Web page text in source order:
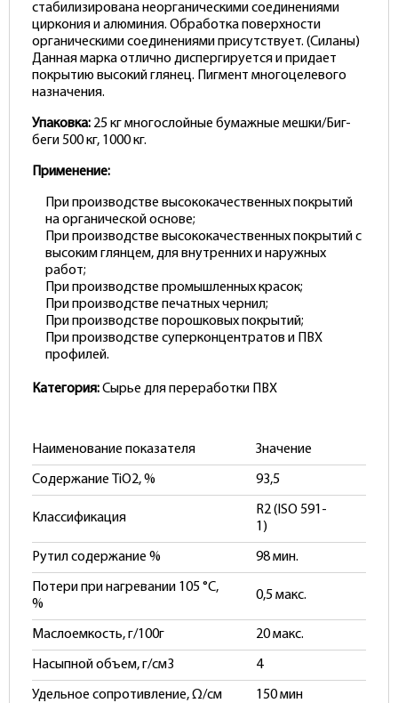
стабилизирована неорганическими соединениями
циркония и алюминия. Обработка поверхности
органическими соединениями присутствует. (Силаны)
Данная марка отлично диспергируется и придает
покрытию высокий глянец. Пигмент многоцелевого
назначения.
Упаковка: 25 кг многослойные бумажные мешки/Биг-
беги 500 кг, 1000 кг.
Применение:
При производстве высококачественных покрытий
на органической основе;
При производстве высококачественных покрытий с
высоким глянцем, для внутренних и наружных
работ;
При производстве промышленных красок;
При производстве печатных чернил;
При производстве порошковых покрытий;
При производстве суперконцентратов и ПВХ
профилей.
Категория:Сырье для переработки ПВХ
Наименование показателя Значение
Содержание TiO2, % 93,5
Классификация
R2 (ISO 591-
1)
Рутил содержание % 98 мин.
Потери при нагревании 105 °С,
%
0,5 макс.
Маслоемкость, г/100г 20 макс.
Насыпной объем, г/см3 4
Удельное сопротивление,Ω/см 150 мин